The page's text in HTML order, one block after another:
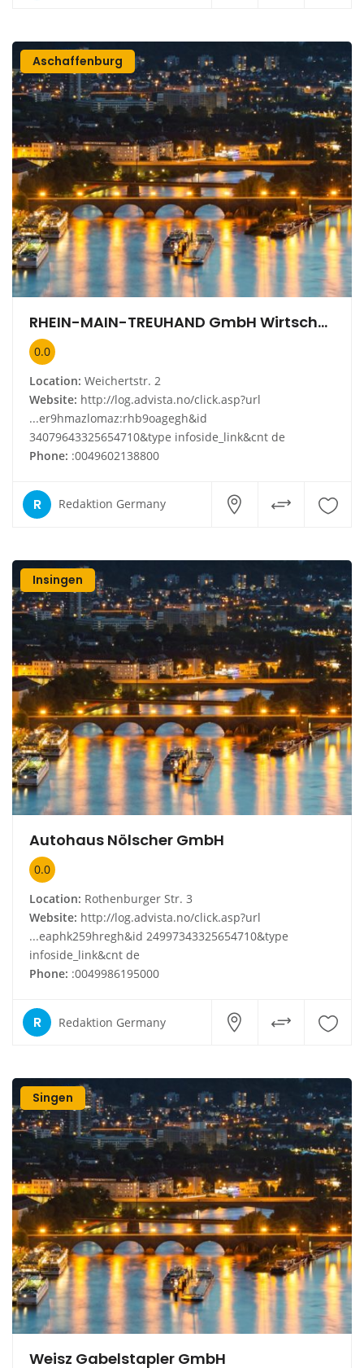
Aschaffenburg
RHEIN-MAIN-TREUHAND GmbH Wirtschaftsprüfungsgesellschaft- Steuerberatungsgesellschaft
0.0
Location: Weichertstr. 2
Website: http://log.advista.no/click.asp?url
...er9hmazlomaz:rhb9oagegh&id
34079643325654710&type infoside_link&cnt de
Phone: :0049602138800
R Redaktion Germany
Insingen
Autohaus Nölscher GmbH
0.0
Location: Rothenburger Str. 3
Website: http://log.advista.no/click.asp?url
...eaphk259hregh&id 24997343325654710&type
infoside_link&cnt de
Phone: :0049986195000
R Redaktion Germany
Singen
Weisz Gabelstapler GmbH